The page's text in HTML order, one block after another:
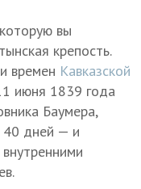
вы
крепость.
времен Кавказской
июня 1839 года
Баумера,
40 дней — и